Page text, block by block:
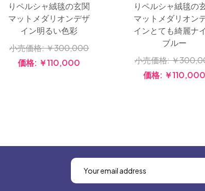
りペルシャ絨毯の玄関
マットメダリオンデザ
イン明るい色彩
小売価格:￥300,000
価格: ￥110,000
りペルシャ絨毯の
マットメダリオン
インとても綺麗ナ
ブルー
小売価格:￥
価格: ￥110,000